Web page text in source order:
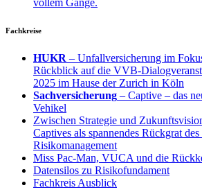
vollem Gange.
Fachkreise
HUKR – Unfallversicherung im
Rückblick auf die VVB-
2025 im Hause der Zurich in Köln
Sachversicherung – Captive – das
Vehikel
Zwischen Strategie und
Captives als spannendes Rückgrat
Risikomanagement
Miss Pac-Man, VUCA und die
Datensilos zu Risikofundament
Fachkreis Ausblick